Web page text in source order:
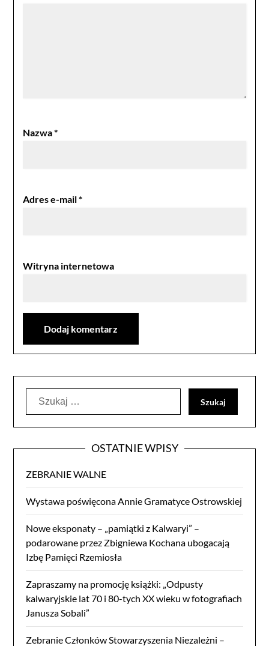
Nazwa*
Adres e-mail*
Witryna internetowa
Szukaj:
OSTATNIE WPISY
ZEBRANIE WALNE
Wystawa poświęcona Annie Gramatyce Ostrowskiej
Nowe eksponaty – „pamiątki z Kalwaryi” –
podarowane przez Zbigniewa Kochana ubogacają
Izbę Pamięci Rzemiosła
Zapraszamy na promocję książki: „Odpusty
kalwaryjskie lat 70 i 80-tych XX wieku w fotografiach
Janusza Sobali”
Zebranie Członków Stowarzyszenia Niezależni –